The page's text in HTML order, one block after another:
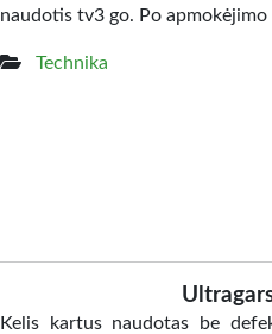
naudotis tv3 go. Po
Technika
Kelis kartus naudotas be